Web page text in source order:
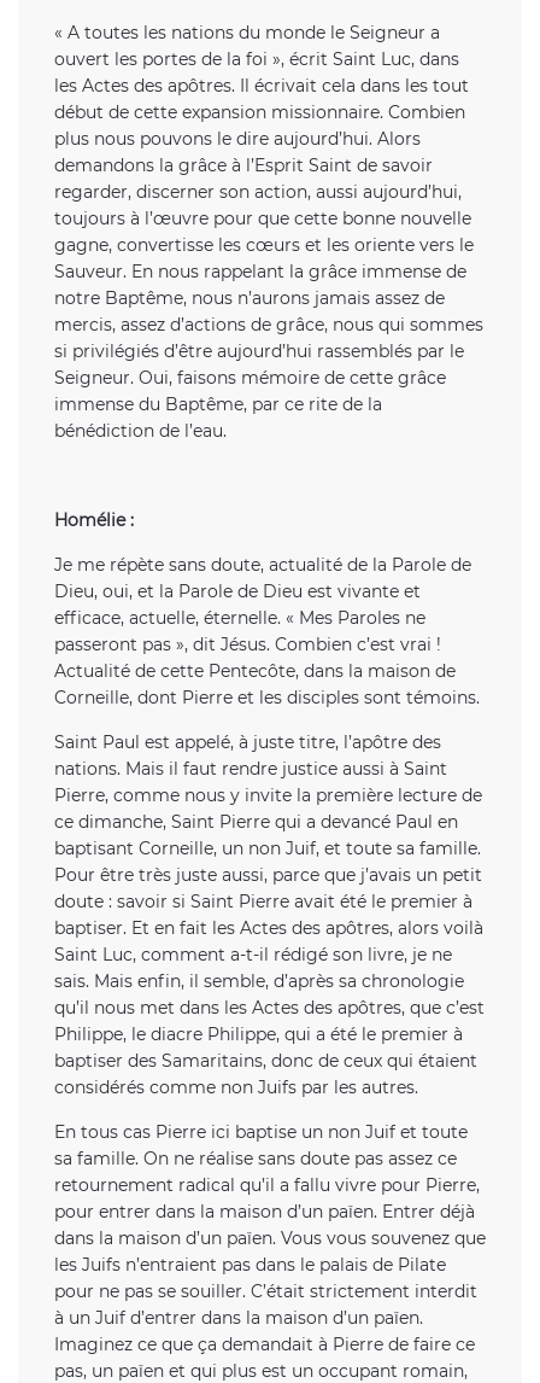
« A toutes les nations du monde le Seigneur a
ouvert les portes de la foi », écrit Saint Luc, dans
les Actes des apôtres. Il écrivait cela dans les tout
début de cette expansion missionnaire. Combien
plus nous pouvons le dire aujourd’hui. Alors
demandons la grâce à l’Esprit Saint de savoir
regarder, discerner son action, aussi aujourd’hui,
toujours à l’œuvre pour que cette bonne nouvelle
gagne, convertisse les cœurs et les oriente vers le
Sauveur. En nous rappelant la grâce immense de
notre Baptême, nous n’aurons jamais assez de
mercis, assez d’actions de grâce, nous qui sommes
si privilégiés d’être aujourd’hui rassemblés par le
Seigneur. Oui, faisons mémoire de cette grâce
immense du Baptême, par ce rite de la
bénédiction de l’eau.
Homélie :
Je me répète sans doute, actualité de la Parole de
Dieu, oui, et la Parole de Dieu est vivante et
efficace, actuelle, éternelle. « Mes Paroles ne
passeront pas », dit Jésus. Combien c’est vrai !
Actualité de cette Pentecôte, dans la maison de
Corneille, dont Pierre et les disciples sont témoins.
Saint Paul est appelé, à juste titre, l’apôtre des
nations. Mais il faut rendre justice aussi à Saint
Pierre, comme nous y invite la première lecture de
ce dimanche, Saint Pierre qui a devancé Paul en
baptisant Corneille, un non Juif, et toute sa famille.
Pour être très juste aussi, parce que j’avais un petit
doute : savoir si Saint Pierre avait été le premier à
baptiser. Et en fait les Actes des apôtres, alors voilà
Saint Luc, comment a-t-il rédigé son livre, je ne
sais. Mais enfin, il semble, d’après sa chronologie
qu’il nous met dans les Actes des apôtres, que c’est
Philippe, le diacre Philippe, qui a été le premier à
baptiser des Samaritains, donc de ceux qui étaient
considérés comme non Juifs par les autres.
En tous cas Pierre ici baptise un non Juif et toute
sa famille. On ne réalise sans doute pas assez ce
retournement radical qu’il a fallu vivre pour Pierre,
pour entrer dans la maison d’un païen. Entrer déjà
dans la maison d’un païen. Vous vous souvenez que
les Juifs n’entraient pas dans le palais de Pilate
pour ne pas se souiller. C’était strictement interdit
à un Juif d’entrer dans la maison d’un païen.
Imaginez ce que ça demandait à Pierre de faire ce
pas, un païen et qui plus est un occupant romain,